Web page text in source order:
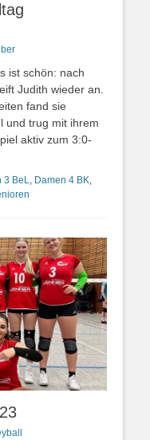
ist schön: nach
Judith wieder an.
fand sie
und trug mit ihrem
aktiv zum 3:0-
3 BeL, Damen 4 BK,